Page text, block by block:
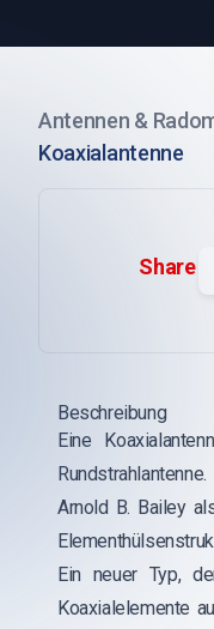
Antennen &
Koaxialantenne
Share
Beschreibung
Eine
Arnold B. Bailey
Ein neuer Typ,
Koaxialelemente